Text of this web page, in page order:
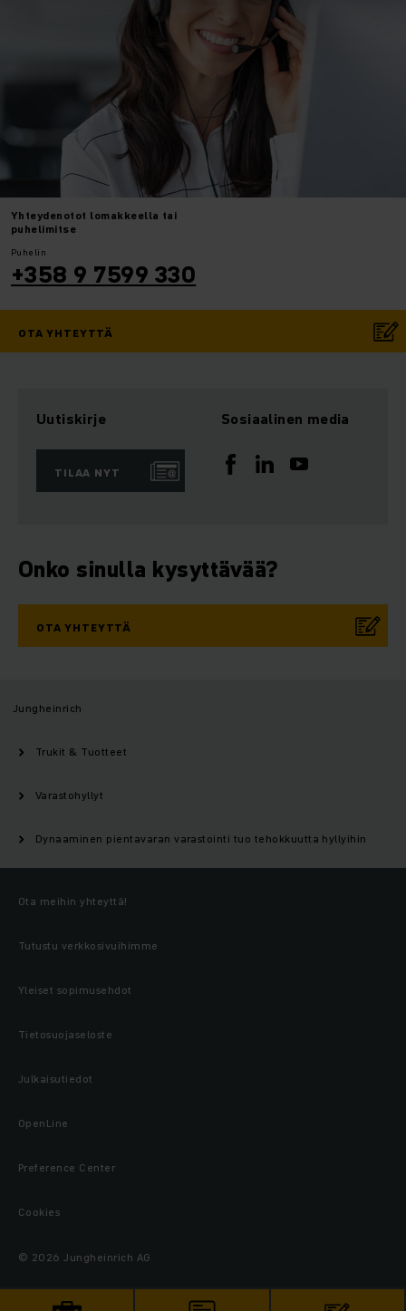
Yhteydenotot lomakkeella tai
puhelimitse
Puhelin
+358 9 7599 330
OTA YHTEYTTÄ
Uutiskirje
TILAA NYT
Sosiaalinen media
Onko sinulla kysyttävää?
OTA YHTEYTTÄ
Jungheinrich
Trukit & Tuotteet
Varastohyllyt
Dynaaminen pientavaran varastointi tuo tehokkuutta hyllyihin
Ota meihin yhteyttä!
Tutustu verkkosivuihimme
Yleiset sopimusehdot
Tietosuojaseloste
Julkaisutiedot
OpenLine
Preference Center
Cookies
© 2026 Jungheinrich AG